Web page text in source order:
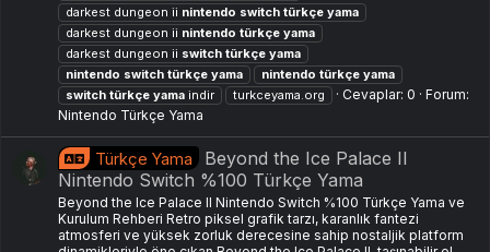
darkest dungeon ii nintendo switch türkçe yama
darkest dungeon ii nintendo türkçe yama
darkest dungeon ii switch türkçe yama
nintendo switch türkçe yama nintendo türkçe yama
switch türkçe yama indir turkceyama.org Cevaplar: 0
Forum:
Nintendo Türkçe Yama
Türkçe Yama
Beyond the Ice Palace II
Nintendo Switch %100 Türkçe Yama
Beyond the Ice Palace II Nintendo Switch %100 Türkçe Yama ve
Kurulum Rehberi Retro piksel grafik tarzı, karanlık fantezi
atmosferi ve yüksek zorluk derecesine sahip nostaljik platform